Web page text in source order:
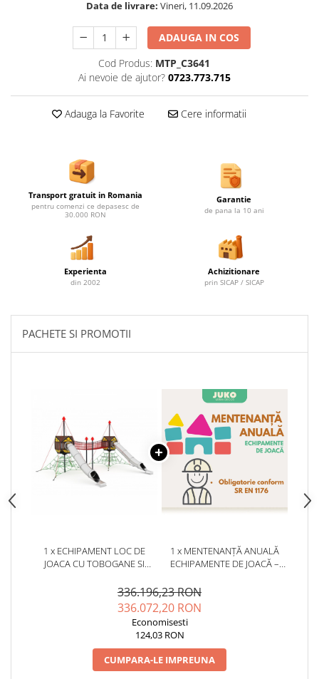
Ghivece de exterior
Ghivece din beton
Stalpi camere video
Stalpi / bolarzi de delimitare
pentru trotuar
Cismea stradala / gradina
Magazie pubele / tomberoane
Mobilier urban DIZABILITATI
Data de livrare: Vineri, 11.09.2026
ADAUGA IN COS
Cod Produs: MTP_C3641
Ai nevoie de ajutor? 0723.773.715
Adauga la Favorite Cere informatii
Transport gratuit in Romania
pentru comenzi ce depasesc de
30.000 RON
Garantie
de pana la 10 ani
Experienta
din 2002
Achizitionare
prin SICAP / SICAP
PACHETE SI PROMOTII
1 x ECHIPAMENT LOC DE
JOACA CU TOBOGANE SI
1 x MENTENANȚĂ ANUALĂ
ECHIPAMENTE DE JOACĂ –
CONFORM SR EN 1176
336.196,23 RON
336.072,20 RON
Economisesti
124,03 RON
CUMPARA-LE IMPREUNA